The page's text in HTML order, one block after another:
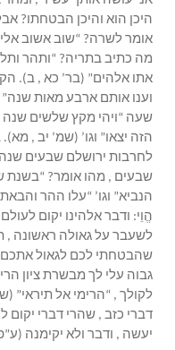
היכן הוא והיכן הבטחתו?
אומר לשרה? “שוב אשוב
מה כתיב בתריה? “ותהר
אתו אלהים” (בר’ כא , ב).
וענו אותם ארבע מאות שנה”
שעה “ויהי מקץ שלשים שנה
הזה יצאו” וגו’ (שמ’ יב ,
לחרבות ירושלם שבעים שנה
שבעים , מהו אומר? “בשנת
הנביא” וגו’ “עלו ההר
הֱוֵי: ודבר אלהינו יקום
לשעבר על גאולה ראשונה ,
שהבטחתי לכם לגאול אתכם
גבוה עלי לך מבשרת ציון
לקולך , “הרימי אל תיראי”
דברי כזב , שהרי דברי יקום
יעשה , ודבר ולא יקימנה